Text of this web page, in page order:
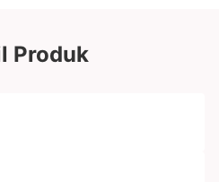
Produk